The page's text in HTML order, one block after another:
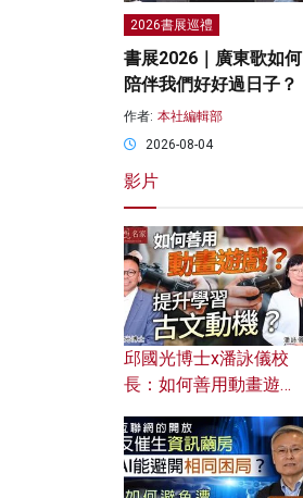
2026書展巡禮
書展2026｜廣東歌如何
陪伴我們好好過日子？
作者: 本社編輯部
2026-08-04
影片
邱國光博士x潘詠儀校
長：如何善用動畫遊戲